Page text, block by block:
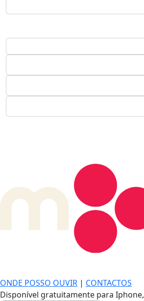
ONDE POSSO OUVIR | CONTACTOS
Disponível gratuitamente para